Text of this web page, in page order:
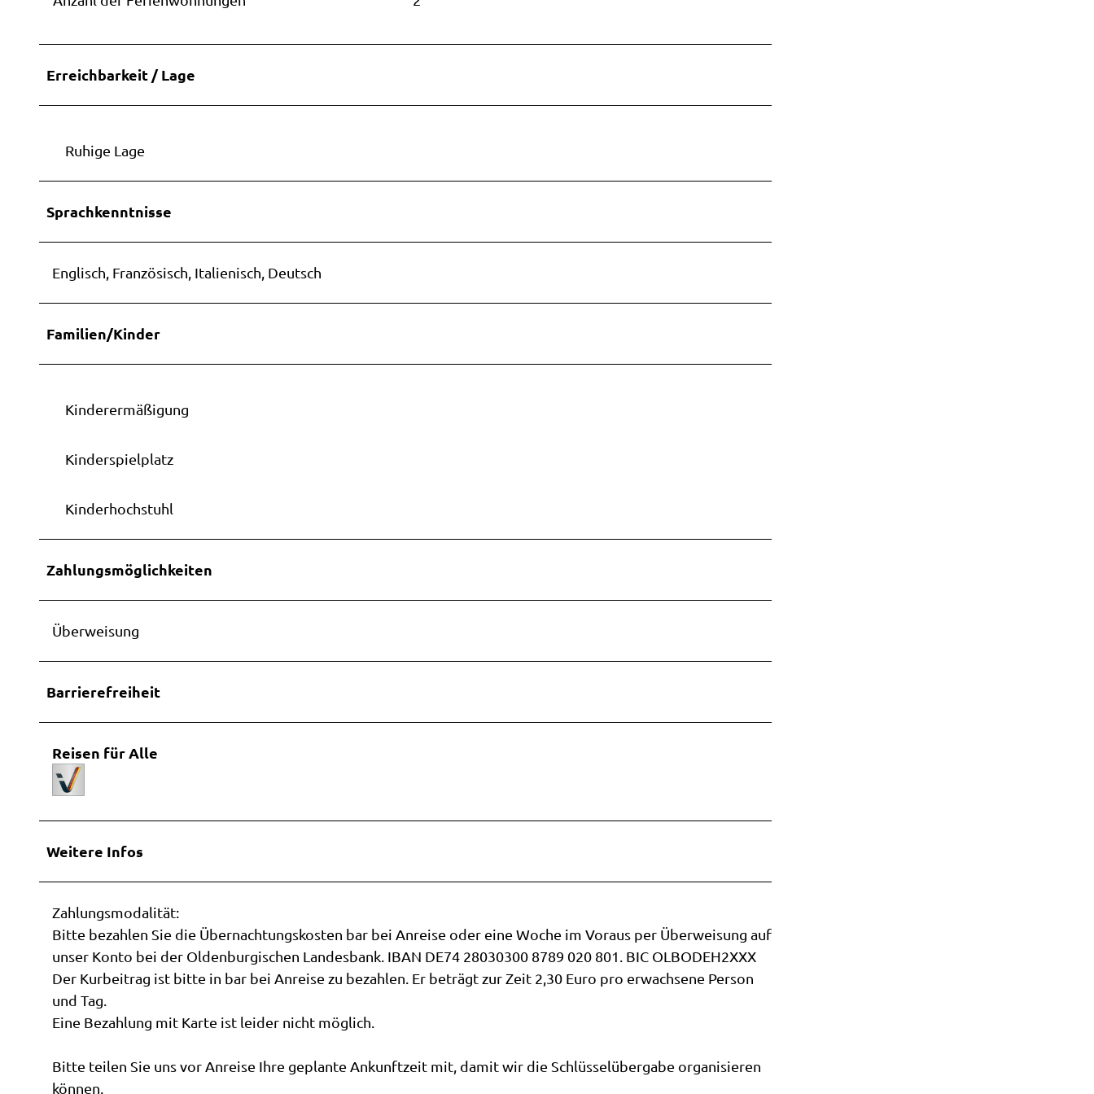
Erreichbarkeit / Lage
Ruhige Lage
Sprachkenntnisse
Englisch, Französisch, Italienisch, Deutsch
Familien/Kinder
Kinderermäßigung
Kinderspielplatz
Kinderhochstuhl
Zahlungsmöglichkeiten
Überweisung
Barrierefreiheit
Reisen für Alle
Weitere Infos
Zahlungsmodalität:
Bitte bezahlen Sie die Übernachtungskosten bar bei Anreise oder eine Woche im Voraus per Überweisung auf
unser Konto bei der Oldenburgischen Landesbank. IBAN DE74 28030300 8789 020 801. BIC OLBODEH2XXX
Der Kurbeitrag ist bitte in bar bei Anreise zu bezahlen. Er beträgt zur Zeit 2,30 Euro pro erwachsene Person
und Tag.
Eine Bezahlung mit Karte ist leider nicht möglich.
Bitte teilen Sie uns vor Anreise Ihre geplante Ankunftzeit mit, damit wir die Schlüsselübergabe organisieren
können.